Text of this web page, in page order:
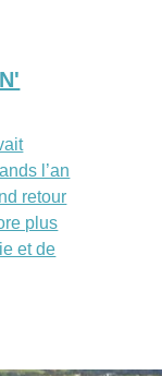
l’an
retour
plus
et de